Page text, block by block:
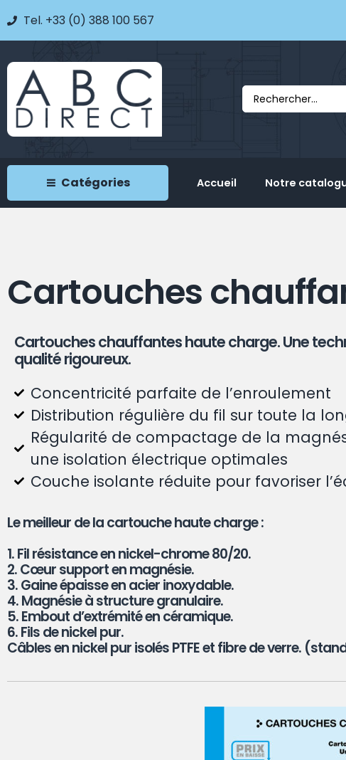
Tel. +33 (0) 388 100 567
Catégories Accueil Notre
Cartouches
Cartouches chauffantes haute charge. Une
qualité rigoureux.
Concentricité parfaite de l’enroulement
Distribution régulière du fil sur toute la
Régularité de compactage de la
une isolation électrique optimales
Couche isolante réduite pour favoriser
Le meilleur de la cartouche haute charge :
1. Fil résistance en nickel-chrome 80/20.
2. Cœur support en magnésie.
3. Gaine épaisse en acier inoxydable.
4. Magnésie à structure granulaire.
5. Embout d’extrémité en céramique.
6. Fils de nickel pur.
Câbles en nickel pur isolés PTFE et fibre de verre.